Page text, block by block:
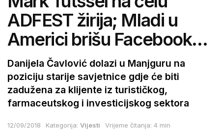
ADFEST žirija; Mladi u
Americi brišu Facebook…
Danijela Čavlović dolazi u Manjguru na
poziciju starije savjetnice gdje će biti
zadužena za klijente iz turističkog,
farmaceutskog i investicijskog sektora
12/09/2018 Kategorija: Vijesti Vrijeme čitanja: 4 min